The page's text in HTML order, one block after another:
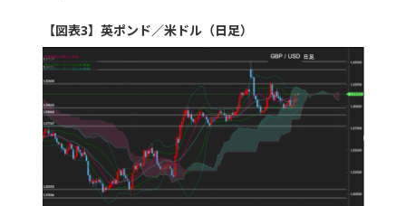
【図表3】英ポンド／米ドル（日足）